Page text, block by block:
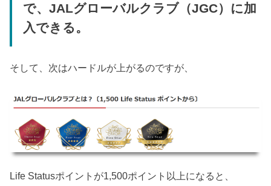
で、JALグローバルクラブ（JGC）に加
入できる。
そして、次はハードルが上がるのですが、
Life Statusポイントが1,500ポイント以上になると、